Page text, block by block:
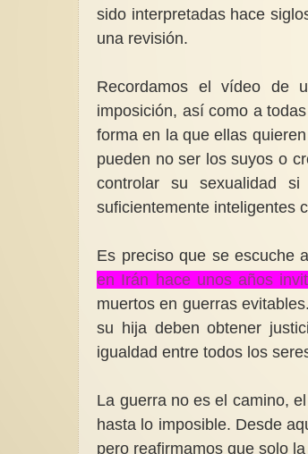
sido interpretadas hace
una revisión.
Recordamos el vídeo de
imposición, así como a
forma en la que ellas
pueden no ser los suyos o
controlar su sexualidad
suficientemente inteligentes
Es preciso que se escuche
en Irán hace unos años
muertos en guerras
su hija deben obtener
igualdad entre todos los
La guerra no es el camino,
hasta lo imposible. Desde
pero reafirmamos que solo